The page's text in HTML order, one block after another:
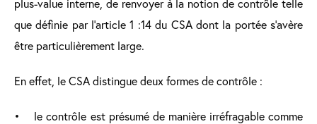
plus-value interne, de renvoyer à la notion de contrôle telle
que définie par l’article 1 :14 du CSA dont la portée s'avère
être particulièrement large.
En effet, le CSA distingue deux formes de contrôle :
• le contrôle est présumé de manière irréfragable comme